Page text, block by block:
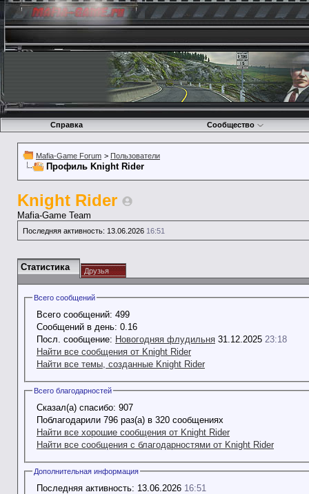
Справка Сообщество
Mafia-Game Forum > Пользователи
Профиль Knight Rider
Knight Rider
Mafia-Game Team
Последняя активность: 13.06.2026 16:51
Статистика Друзья
Всего сообщений
Всего сообщений: 499
Сообщений в день: 0.16
Посл. сообщение: Новогодняя флудильня 31.12.2025 23:18
Найти все сообщения от Knight Rider
Найти все темы, созданные Knight Rider
Всего благодарностей
Сказал(а) спасибо: 907
Поблагодарили 796 раз(а) в 320 сообщениях
Найти все хорошие сообщения от Knight Rider
Найти все сообщения с благодарностями от Knight Rider
Дополнительная информация
Последняя активность: 13.06.2026 16:51